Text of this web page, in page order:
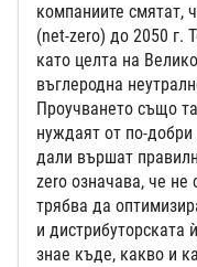
компаниите смятат,
(net-zero) до 2050 г.
като целта на
въглеродна
Проучването също
нуждаят от по-
дали вършат
zеro означава, че не
трябва да
и дистрибуторската
знае къде, какво и